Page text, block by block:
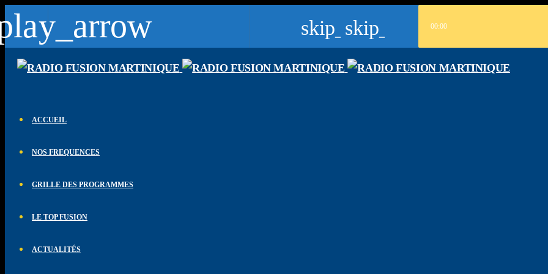
skip_previous
skip_next 00:00
Fusion Martinique
Fusion Saint-Martin
Saint-Martin - St Barth - St Vincent 102.1 FM
CK RADIO
Le son des caraibes - DAB+
ACCUEIL
NOS FREQUENCES
GRILLE DES PROGRAMMES
LE TOP FUSION
ACTUALITÉS